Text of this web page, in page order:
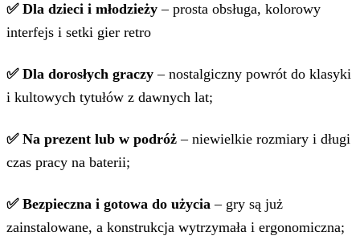
✅ Dla dzieci i młodzieży – prosta obsługa, kolorowy
interfejs i setki gier retro
✅ Dla dorosłych graczy – nostalgiczny powrót do klasyki
i kultowych tytułów z dawnych lat;
✅ Na prezent lub w podróż – niewielkie rozmiary i długi
czas pracy na baterii;
✅ Bezpieczna i gotowa do użycia – gry są już
zainstalowane, a konstrukcja wytrzymała i ergonomiczna;